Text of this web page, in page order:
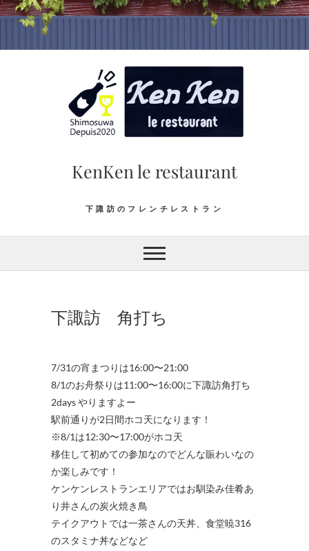
Skip
KenKen le restaurant
下諏訪のフレンチレストラン
下諏訪 角打ち
7/31の宵まつりは16:00〜21:00
8/1のお舟祭りは11:00〜16:00に下諏訪角打ち
2days やりますよー
駅前通りが2日間ホコ天になります！
※8/1は12:30〜17:00がホコ天
移住して初めての参加なのでどんな賑わいなの
か楽しみです！
ケンケンレストランエリアではお馴染み佳肴あ
り井さんの炭火焼き鳥
テイクアウトでは一茶さんの天丼、食堂暁316
のスタミナ丼などなど